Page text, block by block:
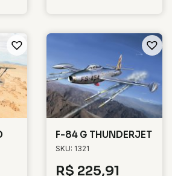
F-84 G THUNDERJET
SKU: 1321
R$ 225,91